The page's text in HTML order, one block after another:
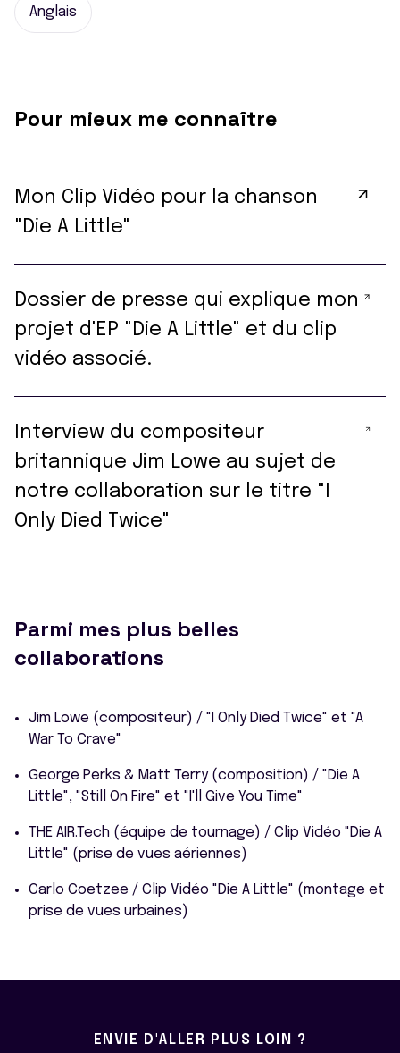
Anglais
Pour mieux me connaître
Mon Clip Vidéo pour la chanson
"Die A Little"
Dossier de presse qui explique mon
projet d'EP "Die A Little" et du clip
vidéo associé.
Interview du compositeur
britannique Jim Lowe au sujet de
notre collaboration sur le titre "I
Only Died Twice"
Parmi mes plus belles
collaborations
Jim Lowe (compositeur) / "I Only Died Twice" et "A
War To Crave"
George Perks & Matt Terry (composition) / "Die A
Little", "Still On Fire" et "I'll Give You Time"
THE AIR.Tech (équipe de tournage) / Clip Vidéo "Die A
Little" (prise de vues aériennes)
Carlo Coetzee / Clip Vidéo "Die A Little" (montage et
prise de vues urbaines)
ENVIE D'ALLER PLUS LOIN ?